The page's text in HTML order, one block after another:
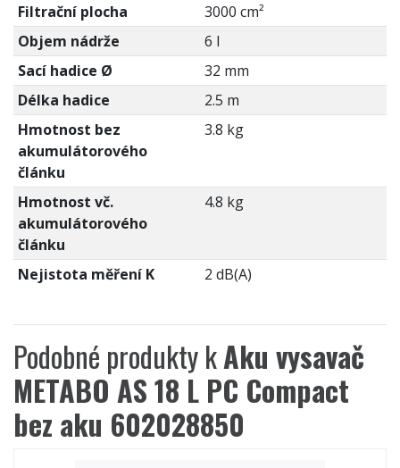
Filtrační plocha
3000 cm²
Objem nádrže
6 l
Sací hadice Ø
32 mm
Délka hadice
2.5 m
Hmotnost bez
akumulátorového
článku
3.8 kg
Hmotnost vč.
akumulátorového
článku
4.8 kg
Nejistota měření K 2 dB(A)
Podobné produkty kAku vysavač
METABO AS 18 L PC Compact
bez aku 602028850